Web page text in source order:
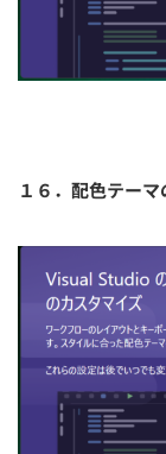
１６．配色テー